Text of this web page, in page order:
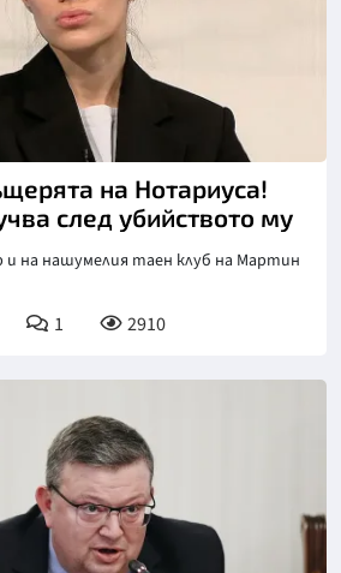
на Нотариуса!
след убийството му
и на нашумелия таен клуб на Мартин
1 2910